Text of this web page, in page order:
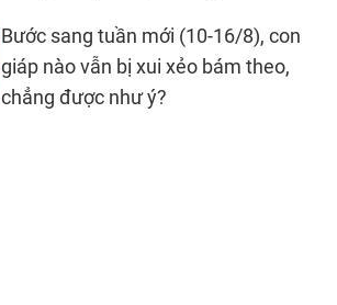
Bước sang tuần mới (10-16/8), con
giáp nào vẫn bị xui xẻo bám theo,
chẳng được như ý?